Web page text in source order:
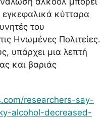
κύτταρα
του
Ηνωμένες Πολιτείες.
υπάρχει μια λεπτή
και βαριάς
researchers-say-
alcohol-decreased-